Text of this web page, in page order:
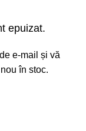
epuizat.
e-mail și vă
în stoc.